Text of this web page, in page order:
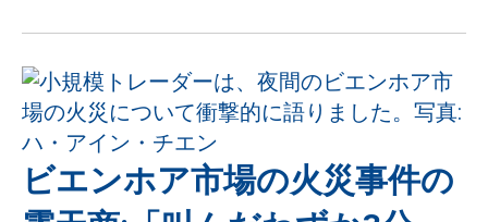
ビエンホア市場の火災事件の